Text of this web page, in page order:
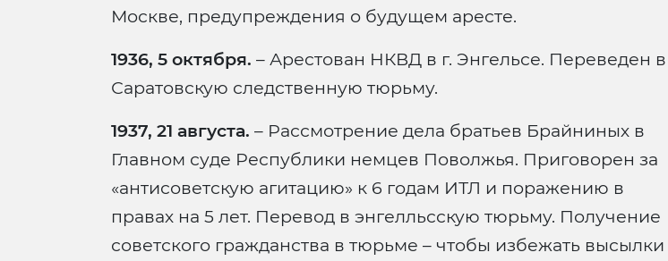
Москве, предупреждения о будущем аресте.
1936, 5 октября. – Арестован НКВД в г. Энгельсе. Переведен в
Саратовскую следственную тюрьму.
1937, 21 августа. – Рассмотрение дела братьев Брайниных в
Главном суде Республики немцев Поволжья. Приговорен за
«антисоветскую агитацию» к 6 годам ИТЛ и поражению в
правах на 5 лет. Перевод в энгелльсскую тюрьму. Получение
советского гражданства в тюрьме – чтобы избежать высылки